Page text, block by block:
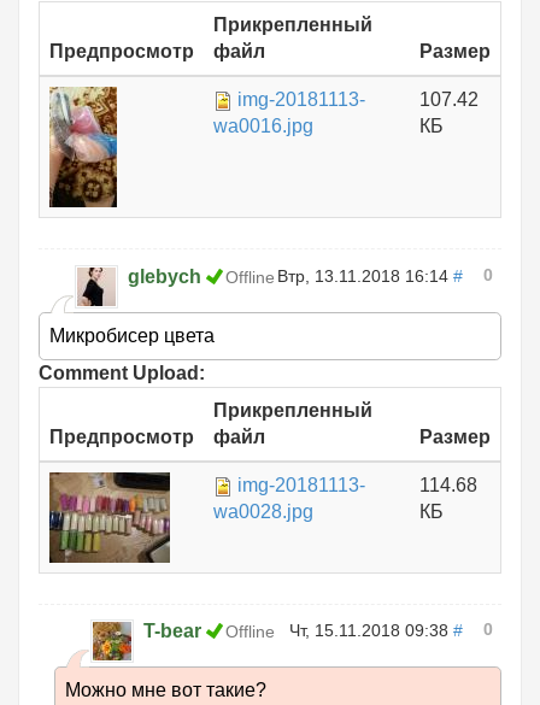
Предпросмотр
Прикрепленный
файл
Размер
img-20181113-
wa0016.jpg
107.42
КБ
glebych Offline Втр, 13.11.2018 16:14 # 0
Микробисер цвета
Comment Upload:
Предпросмотр
Прикрепленный
файл
Размер
img-20181113-
wa0028.jpg
114.68
КБ
T-bear Offline Чт, 15.11.2018 09:38 # 0
Можно мне вот такие?